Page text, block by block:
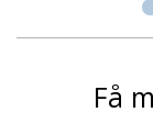
Få